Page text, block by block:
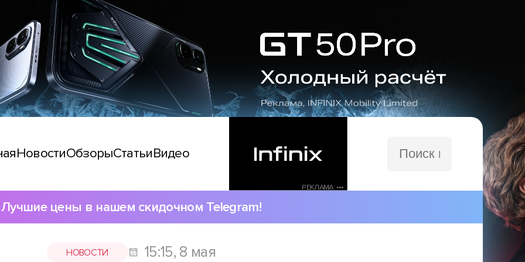
НовостиОбзорыСтатьиВидео
РЕКЛАМА •••
сайту
Лучшие цены в нашем скидочном Telegram!
НОВОСТИ 15:15, 8 мая